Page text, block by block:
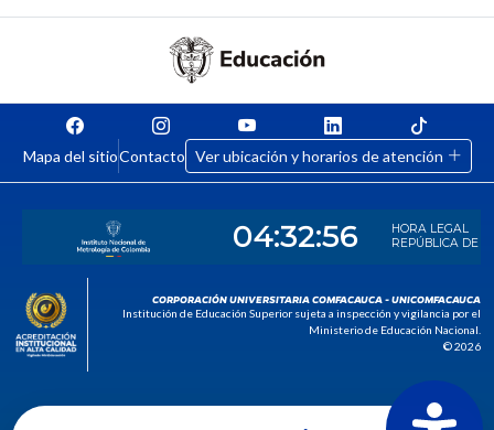
Mapa del sitioContacto Ver ubicación y horarios de atención
CORPORACIÓN UNIVERSITARIA COMFACAUCA - UNICOMFACAUCA
Institución de Educación Superior sujeta a inspección y vigilancia por el
Ministerio de Educación Nacional.
© 2026